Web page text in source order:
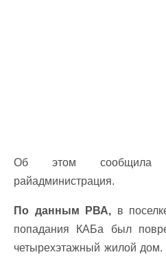
Об этом сообщила
райадминистрация.
По данным РВА, в
попадания КАБа был
четырехэтажный жилой